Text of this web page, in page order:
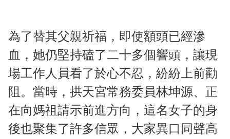
為了替其父親祈福，即使額頭已經滲
血，她仍堅持磕了二十多個響頭，讓現
場工作人員看了於心不忍，紛紛上前勸
阻。當時，拱天宮常務委員林坤源、正
在向媽祖請示前進方向，這名女子的身
後也聚集了許多信眾，大家異口同聲高